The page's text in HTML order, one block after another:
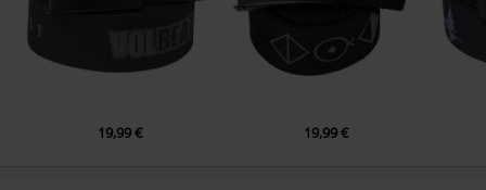
19,99 € 19,99 €